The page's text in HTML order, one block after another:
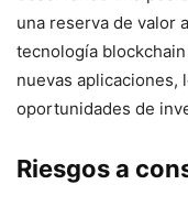
una reserva de valor
tecnología
nuevas aplicaciones,
oportunidades de
Riesgos a